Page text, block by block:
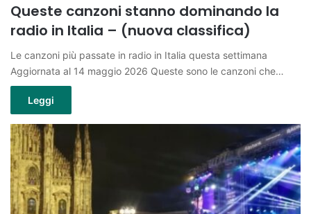
Queste canzoni stanno dominando la
radio in Italia – (nuova classifica)
Le canzoni più passate in radio in Italia questa settimana
Aggiornata al 14 maggio 2026 Queste sono le canzoni che…
Leggi